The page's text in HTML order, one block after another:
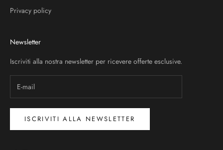
Privacy policy
Newsletter
Iscriviti alla nostra newsletter per ricevere offerte esclusive.
ISCRIVITI ALLA NEWSLETTER